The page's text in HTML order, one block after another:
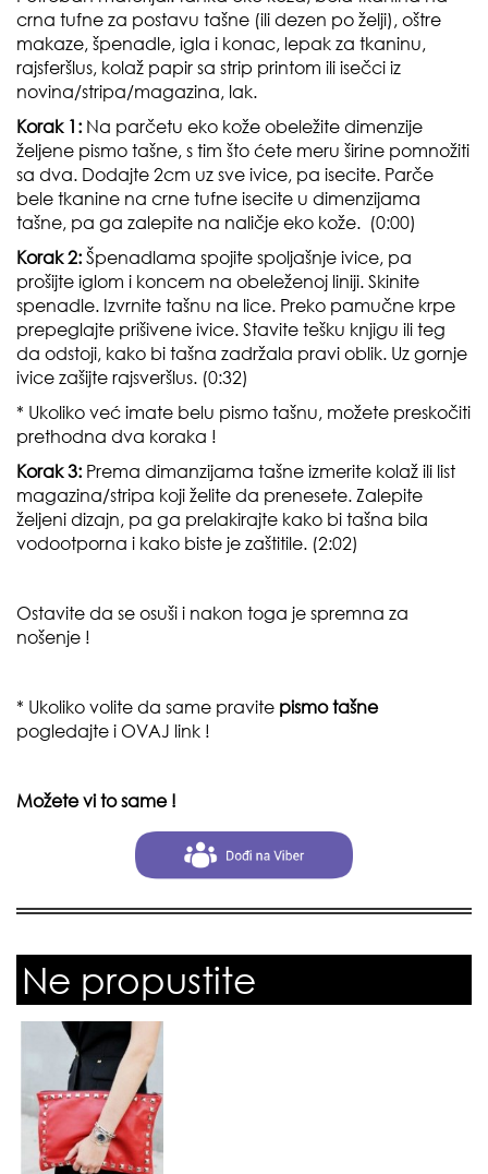
crna tufne za postavu tašne (ili dezen po želji), oštre
makaze, špenadle, igla i konac, lepak za tkaninu,
rajsferšlus, kolaž papir sa strip printom ili isečci iz
novina/stripa/magazina, lak.
Korak 1: Na parčetu eko kože obeležite dimenzije
željene pismo tašne, s tim što ćete meru širine pomnožiti
sa dva. Dodajte 2cm uz sve ivice, pa isecite. Parče
bele tkanine na crne tufne isecite u dimenzijama
tašne, pa ga zalepite na naličje eko kože. (0:00)
Korak 2: Špenadlama spojite spoljašnje ivice, pa
prošijte iglom i koncem na obeleženoj liniji. Skinite
spenadle. Izvrnite tašnu na lice. Preko pamučne krpe
prepeglajte prišivene ivice. Stavite tešku knjigu ili teg
da odstoji, kako bi tašna zadržala pravi oblik. Uz gornje
ivice zašijte rajsveršlus. (0:32)
* Ukoliko već imate belu pismo tašnu, možete preskočiti
prethodna dva koraka !
Korak 3: Prema dimanzijama tašne izmerite kolaž ili list
magazina/stripa koji želite da prenesete. Zalepite
željeni dizajn, pa ga prelakirajte kako bi tašna bila
vodootporna i kako biste je zaštitile. (2:02)
Ostavite da se osuši i nakon toga je spremna za
nošenje !
* Ukoliko volite da same pravite pismo tašne
pogledajte i OVAJ link !
Možete vi to same !
Ne propustite